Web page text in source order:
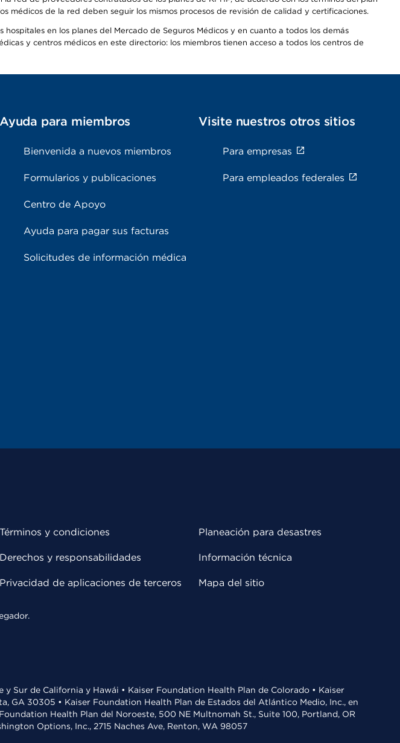
médicos de la red deben seguir los mismos procesos de revisión de calidad y certificaciones.
en los planes del Mercado de Seguros Médicos y en cuanto a todos los demás
y centros médicos en este directorio: los miembros tienen acceso a todos los centros de
Ayuda para miembros
Bienvenida a nuevos miembros
Formularios y publicaciones
Centro de Apoyo
Ayuda para pagar sus facturas
Solicitudes de información médica
Visite nuestros otros sitios
Para empresas
Para empleados federales
Términos y condiciones
Derechos y responsabilidades
Privacidad de aplicaciones de terceros
Planeación para desastres
Información técnica
Mapa del sitio
Sur de California y Hawái • Kaiser Foundation Health Plan de Colorado • Kaiser
GA 30305 • Kaiser Foundation Health Plan de Estados del Atlántico Medio, Inc., en
Health Plan del Noroeste, 500 NE Multnomah St., Suite 100, Portland, OR
Options, Inc., 2715 Naches Ave, Renton, WA 98057